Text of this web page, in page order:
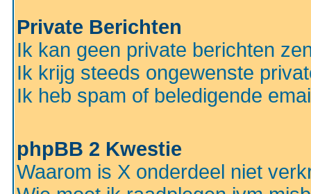
Private Berichten
Ik kan geen private berichten
Ik krijg steeds ongewenste
Ik heb spam of beledigende
phpBB 2 Kwestie
Waarom is X onderdeel niet